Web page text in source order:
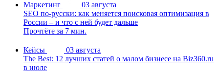
Маркетинг
03 августа
SEO по-русски: как меняется поисковая оптимизация в
России – и что с ней будет дальше
Прочтёте за 7 мин.
Кейсы
03 августа
The Best: 12 лучших статей о малом бизнесе на Biz360.ru
в июле